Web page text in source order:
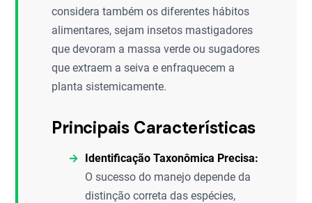
considera também os diferentes hábitos
alimentares, sejam insetos mastigadores
que devoram a massa verde ou sugadores
que extraem a seiva e enfraquecem a
planta sistemicamente.
Principais Características
Identificação Taxonômica Precisa:
O sucesso do manejo depende da
distinção correta das espécies,